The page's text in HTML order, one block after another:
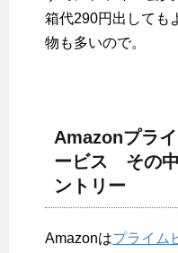
箱代290円出しても
物も多いので。
Amazonプラ
ービス その
ントリー
Amazonはプライム